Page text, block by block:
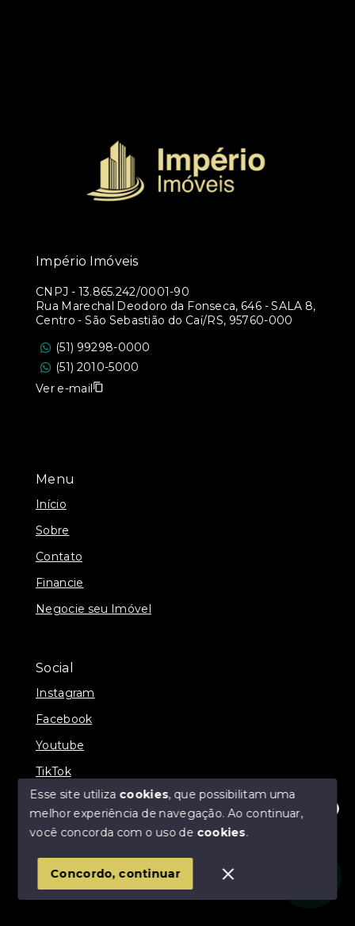
Olá! Estamos disponíveis para te ajudar.
Menu
Início
Sobre
Contato
Financie
Negocie seu Imóvel
Social
Instagram
Facebook
Youtube
TikTok
© Copyright 2026 - Império Imóveis - Todos os
SITE PARA IMOBILIARIA
Império Imóveis
CNPJ - 13.865.242/0001-90
Rua Marechal Deodoro da Fonseca, 646 - SALA 8,
Centro - São Sebastião do Caí/RS, 95760-000
(51) 99298-0000
(51) 2010-5000
Ver e-mail
Esse site utiliza cookies, que possibilitam uma
melhor experiência de navegação.Ao continuar,
você concorda com o uso de cookies.
Concordo, continuar